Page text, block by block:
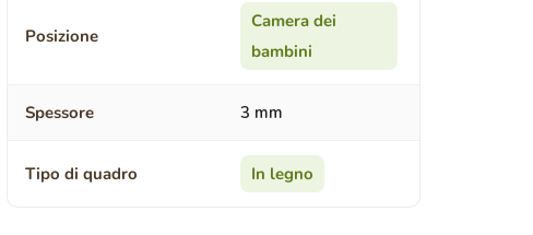
Posizione
Camera dei
bambini
Spessore 3 mm
Tipo di quadro In legno